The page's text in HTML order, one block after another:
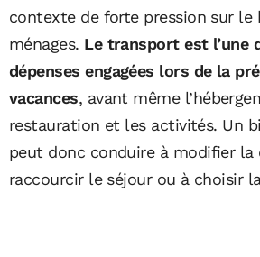
contexte de forte pression sur le
ménages. Le transport est l’une
dépenses engagées lors de la
vacances, avant même
restauration et les activités. Un
peut donc conduire à modifier la
raccourcir le séjour ou à choisir